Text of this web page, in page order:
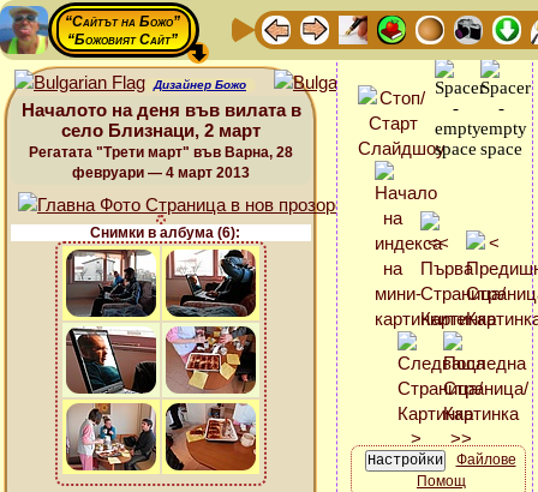
“Сайтът на Божо”
“Божовият Сайт”
Дизайнер Божо
Началото на деня във вилата в
село Близнаци, 2 март
Регатата "Трети март" във Варна, 28
февруари — 4 март 2013
Снимки в албума (6):
Файлове
Помощ